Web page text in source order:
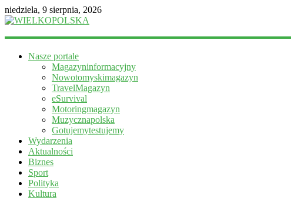
niedziela, 9 sierpnia, 2026
WIELKOPOLSKA
informacyjny
Nasze portale
Magazyninformacyjny
Nowotomyskimagazyn
TravelMagazyn
eSurvival
Motoringmagazyn
Muzycznapolska
Gotujemytestujemy
Wydarzenia
Aktualności
Biznes
Sport
Polityka
Kultura